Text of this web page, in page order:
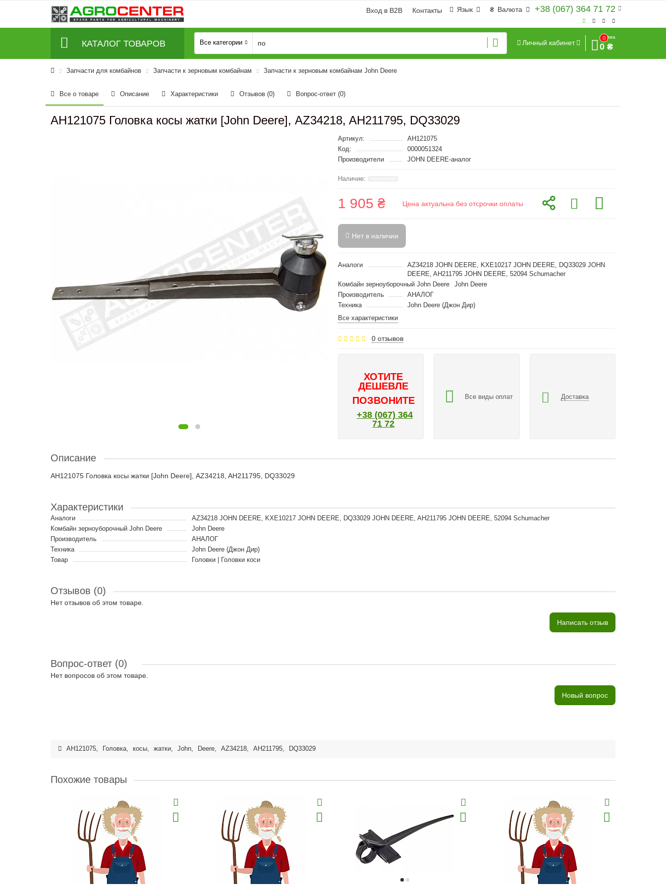
+38 (067) 364 71 72
₴ Валюта
Язык
Вход в B2B Контакты
КАТАЛОГ ТОВАРОВ Все категории Личный кабинет
0
Сумма
0 ₴
Запчасти для комбайнов Запчасти к зерновым комбайнам Запчасти к зерновым комбайнам John Deere
Все о товаре Описание Характеристики Отзывов (0) Вопрос-ответ (0)
AH121075 Головка косы жатки [John Deere], AZ34218, AH211795, DQ33029
Артикул:
AH121075
Код:
0000051324
Производители
JOHN DEERE-аналог
1 905 ₴ Цена актуальна без отсрочки оплаты
Нет в наличии
Аналоги
AZ34218 JOHN DEERE, KXE10217 JOHN DEERE, DQ33029 JOHN
DEERE, AH211795 JOHN DEERE, 52094 Schumacher
Комбайн зерноуборочный John Deere
John Deere
Производитель
АНАЛОГ
Техника
John Deere (Джон Дир)
Все характеристики
0 отзывов
ХОТИТЕ
ДЕШЕВЛЕ
ПОЗВОНИТЕ
+38 (067) 364
71 72
Все виды оплат Доставка
Описание
AH121075 Головка косы жатки [John Deere], AZ34218, AH211795, DQ33029
Характеристики
Аналоги
AZ34218 JOHN DEERE, KXE10217 JOHN DEERE, DQ33029 JOHN DEERE, AH211795 JOHN DEERE, 52094 Schumacher
Комбайн зерноуборочный John Deere
John Deere
Производитель
АНАЛОГ
Техника
John Deere (Джон Дир)
Товар
Головки | Головки коси
Отзывов (0)
Нет отзывов об этом товаре.
Написать отзыв
Вопрос-ответ (0)
Нет вопросов об этом товаре.
Новый вопрос
AH121075, Головка, косы, жатки, John, Deere, AZ34218, AH211795, DQ33029
Похожие товары